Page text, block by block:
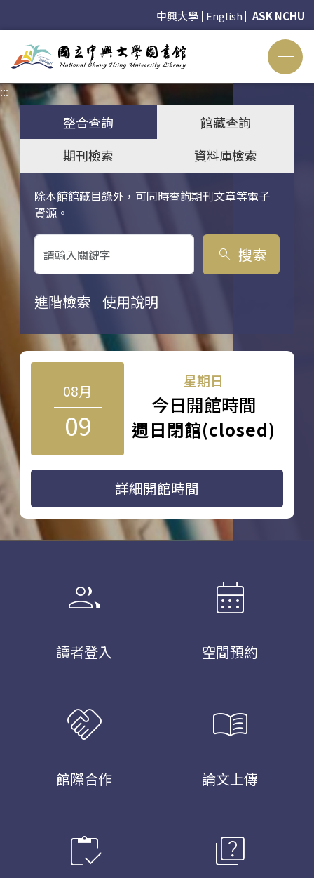
中興大學 English ASK NCHU
:::
整合查詢
館藏查詢
期刊檢索
資料庫檢索
除本館館藏目錄外，可同時查詢期刊文章等電子
資源。
關鍵字搜尋
search 搜索
進階檢索 使用說明
08月
09
星期日
今日開館時間
週日閉館(closed)
詳細開館時間
group
讀者登入
calendar_month
空間預約
handshake
館際合作
menu_book
論文上傳
inventory quiz